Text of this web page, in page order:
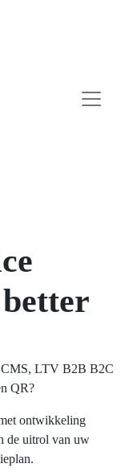
LTV B2B B2C
QR?
ontwikkeling
de uitrol van uw